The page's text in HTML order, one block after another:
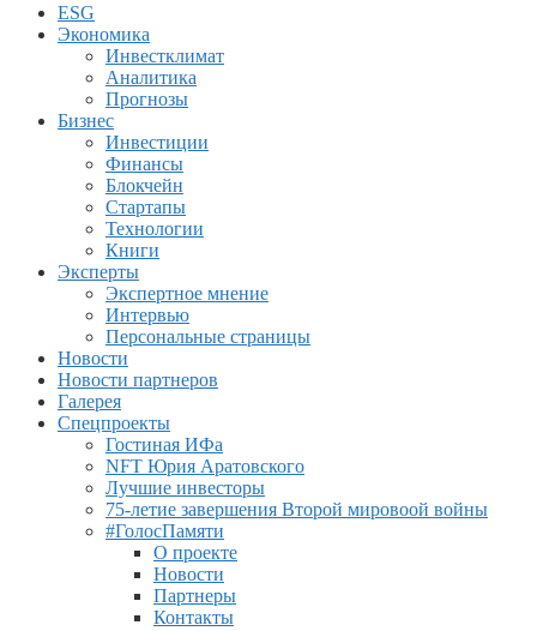
ESG
Экономика
Инвестклимат
Аналитика
Прогнозы
Бизнес
Инвестиции
Финансы
Блокчейн
Стартапы
Технологии
Книги
Эксперты
Экспертное мнение
Интервью
Персональные страницы
Новости
Новости партнеров
Галерея
Спецпроекты
Гостиная ИФа
NFT Юрия Аратовского
Лучшие инвесторы
75-летие завершения Второй мировоой войны
#ГолосПамяти
О проекте
Новости
Партнеры
Контакты